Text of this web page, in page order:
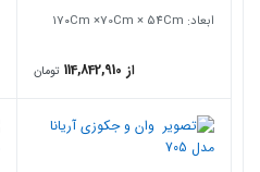
ابعاد: ۱7۰Cm ×70Cm × 54Cm
از 114,842,910 تومان